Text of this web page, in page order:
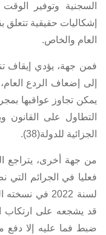
السجنية وتوفير الوقت
إشكاليات حقيقية تتعلق
العام والخاص.
فمن جهة، يؤدي إيقاف
إلى إضعاف الردع
يمكن تجاوز عواقبها
التطاول على القانون
الجزائية للدولة(38).
من جهة أخرى، يتراجع
فعليا في الجرائم التي
لسنة 2022
قد يشجعه على ارتكاب
ضبط فما عليه إلا دفع